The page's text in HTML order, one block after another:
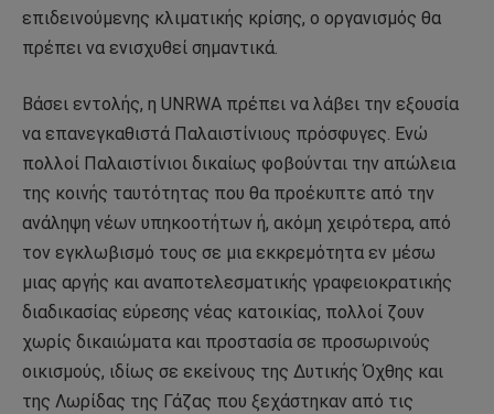
επιδεινούμενης κλιματικής κρίσης, ο οργανισμός θα
πρέπει να ενισχυθεί σημαντικά.
Βάσει εντολής, η UNRWA πρέπει να λάβει την εξουσία
να επανεγκαθιστά Παλαιστίνιους πρόσφυγες. Ενώ
πολλοί Παλαιστίνιοι δικαίως φοβούνται την απώλεια
της κοινής ταυτότητας που θα προέκυπτε από την
ανάληψη νέων υπηκοοτήτων ή, ακόμη χειρότερα, από
τον εγκλωβισμό τους σε μια εκκρεμότητα εν μέσω
μιας αργής και αναποτελεσματικής γραφειοκρατικής
διαδικασίας εύρεσης νέας κατοικίας, πολλοί ζουν
χωρίς δικαιώματα και προστασία σε προσωρινούς
οικισμούς, ιδίως σε εκείνους της Δυτικής Όχθης και
της Λωρίδας της Γάζας που ξεχάστηκαν από τις